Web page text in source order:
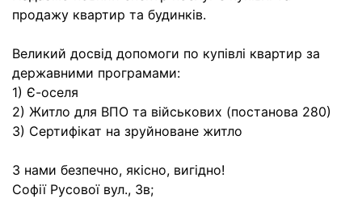
продажу квартир та будинків.
Великий досвід допомоги по купівлі квартир за
державними програмами:
1) Є-оселя
2) Житло для ВПО та військових (постанова 280)
3) Сертифікат на зруйноване житло
З нами безпечно, якісно, вигідно!
Софії Русової вул., 3в;